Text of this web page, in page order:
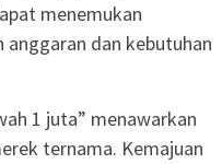
menemukan
dan kebutuhan
1 juta” menawarkan
ternama. Kemajuan